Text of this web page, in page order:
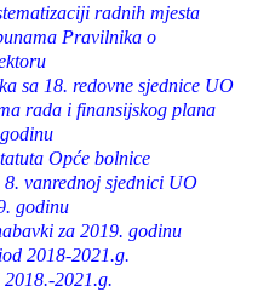
radnih mjesta
Pravilnika o
sa 18. redovne sjednice UO
rada i finansijskog plana
Opće bolnice
vanrednoj sjednici UO
godinu
za 2019. godinu
2018-2021.g.
2021.g.